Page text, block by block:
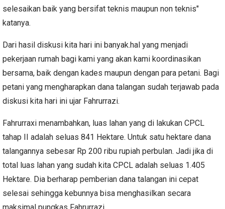
selesaikan baik yang bersifat teknis maupun non teknis"
katanya.
Dari hasil diskusi kita hari ini banyak.hal yang menjadi
pekerjaan rumah bagi kami yang akan kami koordinasikan
bersama, baik dengan kades maupun dengan para petani. Bagi
petani yang mengharapkan dana talangan sudah terjawab pada
diskusi kita hari ini ujar Fahrurrazi.
Fahrurraxi menambahkan, luas lahan yang di lakukan CPCL
tahap II adalah seluas 841 Hektare. Untuk satu hektare dana
talangannya sebesar Rp 200 ribu rupiah perbulan. Jadi jika di
total luas lahan yang sudah kita CPCL adalah seluas 1.405
Hektare. Dia berharap pemberian dana talangan ini cepat
selesai sehingga kebunnya bisa menghasilkan secara